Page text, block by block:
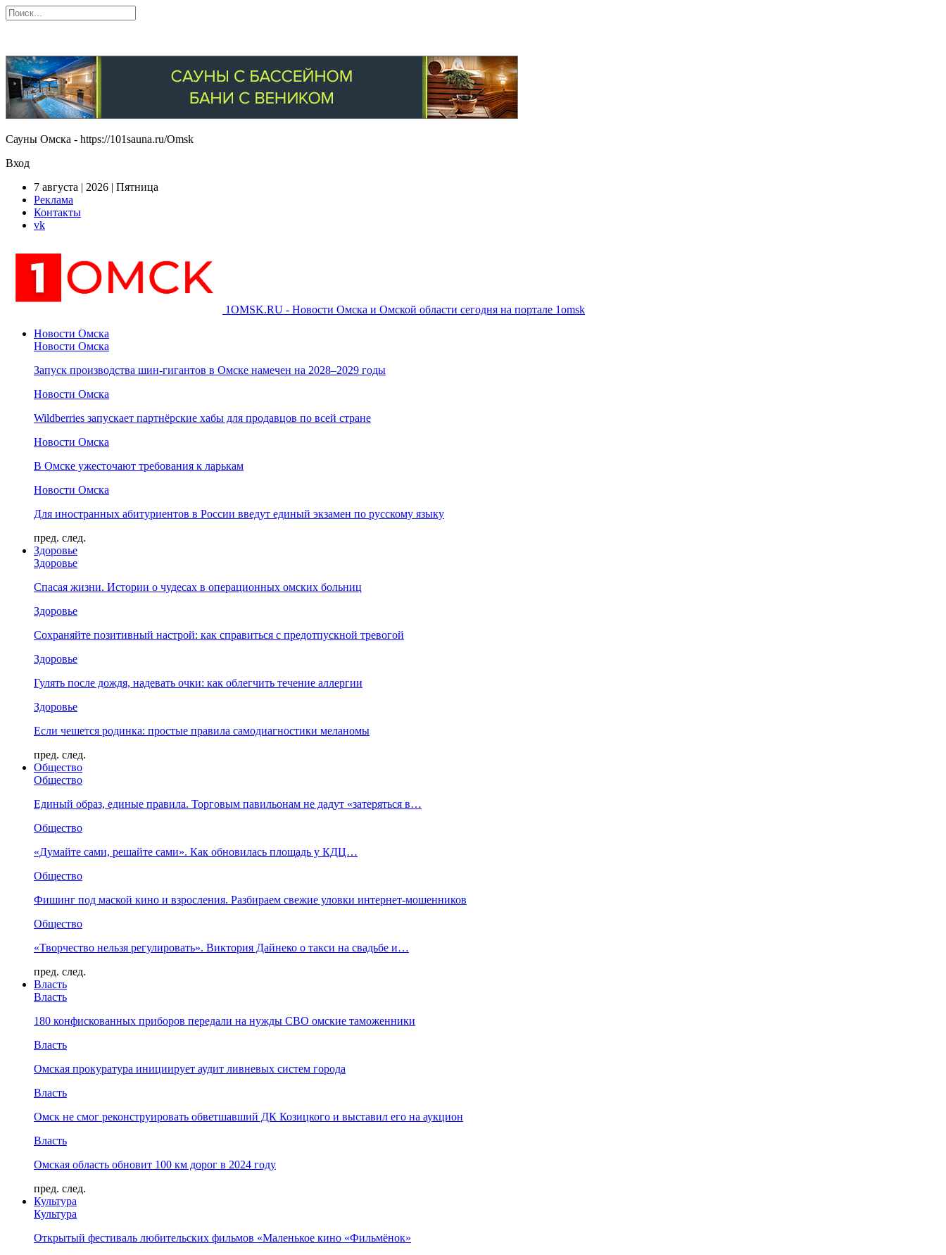
Сауны Омска - https://101sauna.ru/Omsk
Вход
7 августа | 2026 | Пятница
Реклама
Контакты
vk
1OMSK.RU - Новости Омска и Омской области сегодня на портале 1omsk
Новости Омска
Новости Омска
Запуск производства шин-гигантов в Омске намечен на 2028–2029 годы
Новости Омска
Wildberries запускает партнёрские хабы для продавцов по всей стране
Новости Омска
В Омске ужесточают требования к ларькам
Новости Омска
Для иностранных абитуриентов в России введут единый экзамен по русскому языку
пред. след.
Здоровье
Здоровье
Спасая жизни. Истории о чудесах в операционных омских больниц
Здоровье
Сохраняйте позитивный настрой: как справиться с предотпускной тревогой
Здоровье
Гулять после дождя, надевать очки: как облегчить течение аллергии
Здоровье
Если чешется родинка: простые правила самодиагностики меланомы
пред. след.
Общество
Общество
Единый образ, единые правила. Торговым павильонам не дадут «затеряться в…
Общество
«Думайте сами, решайте сами». Как обновилась площадь у КДЦ…
Общество
Фишинг под маской кино и взросления. Разбираем свежие уловки интернет-мошенников
Общество
«Творчество нельзя регулировать». Виктория Дайнеко о такси на свадьбе и…
пред. след.
Власть
Власть
180 конфискованных приборов передали на нужды СВО омские таможенники
Власть
Омская прокуратура инициирует аудит ливневых систем города
Власть
Омск не смог реконструировать обветшавший ДК Козицкого и выставил его на аукцион
Власть
Омская область обновит 100 км дорог в 2024 году
пред. след.
Культура
Культура
Открытый фестиваль любительских фильмов «Маленькое кино «Фильмёнок»